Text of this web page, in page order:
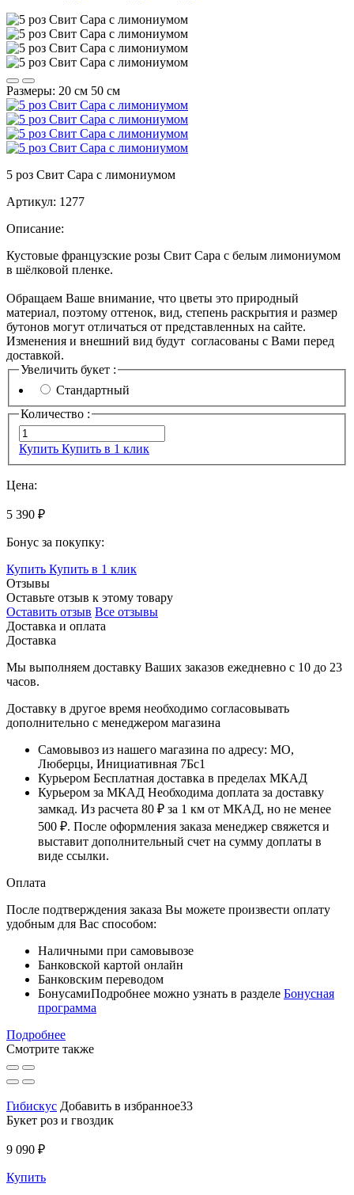
Размеры: 20 см 50 см
5 роз Свит Сара с лимониумом
Артикул: 1277
Описание:
Кустовые французские розы Свит Сара с белым лимониумом
в шёлковой пленке.
Обращаем Ваше внимание, что цветы это природный
материал, поэтому оттенок, вид, степень раскрытия и размер
бутонов могут отличаться от представленных на сайте.
Изменения и внешний вид будут согласованы с Вами перед
доставкой.
Увеличить букет :
Стандартный
Количество :
Купить Купить в 1 клик
Цена:
5 390 ₽
Бонус за покупку:
Купить Купить в 1 клик
Отзывы
Оставьте отзыв к этому товару
Оставить отзыв Все отзывы
Доставка и оплата
Доставка
Мы выполняем доставку Ваших заказов ежедневно с 10 до 23
часов.
Доставку в другое время необходимо согласовывать
дополнительно с менеджером магазина
Самовывоз из нашего магазина по адресу: МО,
Люберцы, Инициативная 7Бс1
Курьером Бесплатная доставка в пределах МКАД
Курьером за МКАД Необходима доплата за доставку
замкад. Из расчета 80 ₽ за 1 км от МКАД, но не менее
500 ₽. После оформления заказа менеджер свяжется и
выставит дополнительный счет на сумму доплаты в
виде ссылки.
Оплата
После подтверждения заказа Вы можете произвести оплату
удобным для Вас способом:
Наличными при самовывозе
Банковской картой онлайн
Банковским переводом
БонусамиПодробнее можно узнать в разделе Бонусная
программа
Подробнее
Смотрите также
Гибискус Добавить в избранное33
Букет роз и гвоздик
9 090 ₽
Купить